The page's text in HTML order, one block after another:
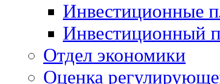
Инвестиционные
Инвестиционный
Отдел экономики
Оценка